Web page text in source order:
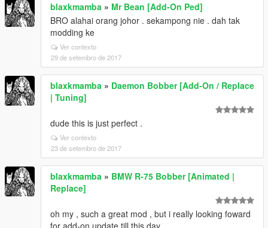
blaxkmamba » Mr Bean [Add-On Ped]
BRO alahai orang johor . sekampong nie . dah tak
modding ke
Ver contexto
29 de setembro de 2017
blaxkmamba » Daemon Bobber [Add-On / Replace
| Tuning]
dude this is just perfect .
Ver contexto
23 de setembro de 2017
blaxkmamba » BMW R-75 Bobber [Animated |
Replace]
oh my , such a great mod , but i really looking foward
for add-on update till this day